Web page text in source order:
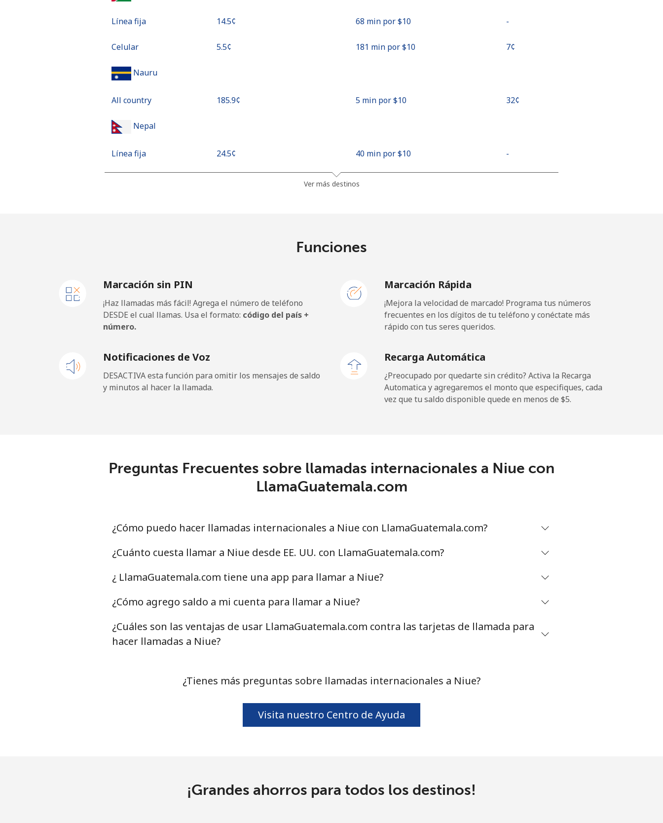
Línea fija ⁦14.5¢⁩ 68 min por ⁦$10⁩ -
Celular ⁦5.5¢⁩ 181 min por ⁦$10⁩ ⁦7¢⁩
Nauru
All country ⁦185.9¢⁩ 5 min por ⁦$10⁩ ⁦32¢⁩
Nepal
Línea fija ⁦24.5¢⁩ 40 min por ⁦$10⁩ -
New Caledonia
Línea fija ⁦45.5¢⁩ 21 min por ⁦$10⁩ -
New Zealand
Línea fija 384 min por ⁦$10⁩ -
Línea fija ⁦19.5¢⁩ 51 min por ⁦$10⁩ -
29 min por ⁦$10⁩
Línea fija ⁦53.9¢⁩ 18 min por ⁦$10⁩
Celular ⁦47.9¢⁩ 20 min por ⁦$10⁩
Nigeria
Línea fija ⁦21.5¢⁩ 46 min por ⁦$10⁩ -
4 min por ⁦$10⁩
Ver más destinos
Funciones
Marcación sin PIN
¡Haz llamadas más fácil! Agrega el número de teléfono
DESDE el cual llamas. Usa el formato: código del país +
número.
Marcación Rápida
¡Mejora la velocidad de marcado! Programa tus números
frecuentes en los dígitos de tu teléfono y conéctate más
rápido con tus seres queridos.
Notificaciones de Voz
DESACTIVA esta función para omitir los mensajes de saldo
y minutos al hacer la llamada.
Recarga Automática
¿Preocupado por quedarte sin crédito? Activa la Recarga
Automatica y agregaremos el monto que especifiques, cada
vez que tu saldo disponible quede en menos de ⁦$5⁩.
Preguntas Frecuentes sobre llamadas internacionales a Niue con
LlamaGuatemala.com
¿Cómo puedo hacer llamadas internacionales a Niue con LlamaGuatemala.com?
¿Cuánto cuesta llamar a Niue desde EE. UU. con LlamaGuatemala.com?
¿ LlamaGuatemala.com tiene una app para llamar a Niue?
¿Cómo agrego saldo a mi cuenta para llamar a Niue?
¿Cuáles son las ventajas de usar LlamaGuatemala.com contra las tarjetas de llamada para
hacer llamadas a Niue?
¿Tienes más preguntas sobre llamadas internacionales a Niue?
Visita nuestro Centro de Ayuda
¡Grandes ahorros para todos los destinos!